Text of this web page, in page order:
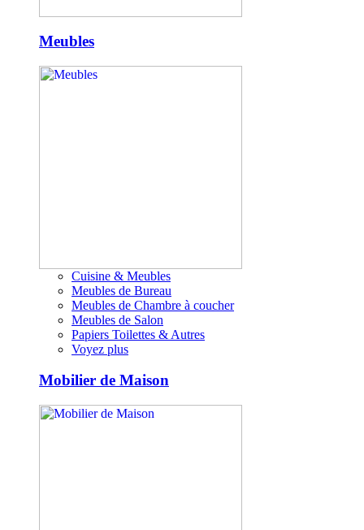
Meubles
Cuisine & Meubles
Meubles de Bureau
Meubles de Chambre à coucher
Meubles de Salon
Papiers Toilettes & Autres
Voyez plus
Mobilier de Maison